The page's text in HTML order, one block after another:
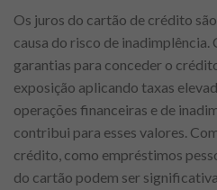
Os juros do cartão de crédito
causa do risco de inadimplência.
garantias para conceder o
exposição aplicando taxas
operações financeiras e de
contribui para esses valores.
crédito, como empréstimos
do cartão podem ser